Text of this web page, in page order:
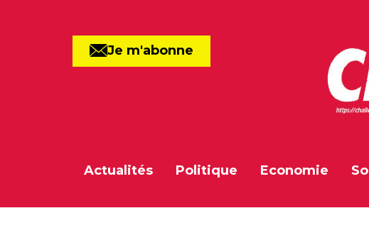
Je m'abonne
Actualités Politique Economie